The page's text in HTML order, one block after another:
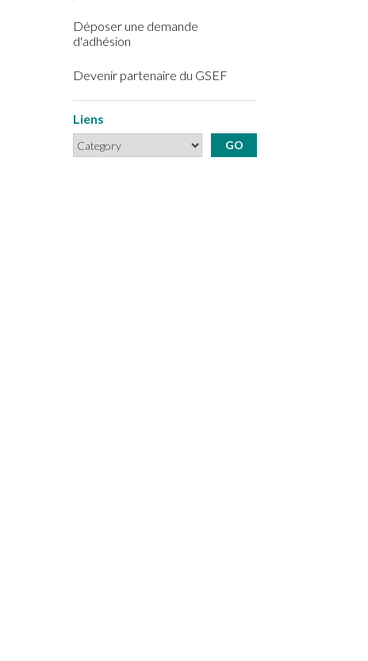
Déposer une demande
d'adhésion
Devenir partenaire du GSEF
Liens